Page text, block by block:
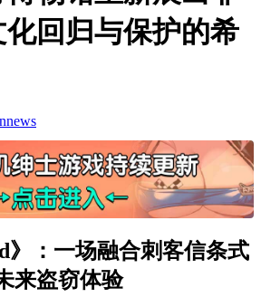
回归与保护的希
》：一场融合刺客信条式
来盗窃体验